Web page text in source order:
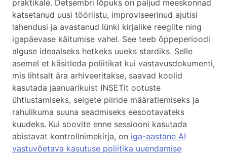
praktikale. Detsembri lõpuks on paljud meeskonnad
katsetanud uusi tööriistu, improviseerinud ajutisi
lahendusi ja avastanud lünki kirjalike reeglite ning
igapäevase käitumise vahel. See teeb õppeperioodi
alguse ideaalseks hetkeks uueks stardiks. Selle
asemel et käsitleda poliitikat kui vastavusdokumenti,
mis lihtsalt ära arhiveeritakse, saavad koolid
kasutada jaanuarikuist INSETit ootuste
ühtlustamiseks, selgete piiride määratlemiseks ja
rahulikuma suuna seadmiseks eesootavateks
kuudeks. Kui soovite enne sessiooni kasutada
abistavat kontrollnimekirja, on iga-aastane AI
vastuvõetava kasutuse poliitika uuendamise